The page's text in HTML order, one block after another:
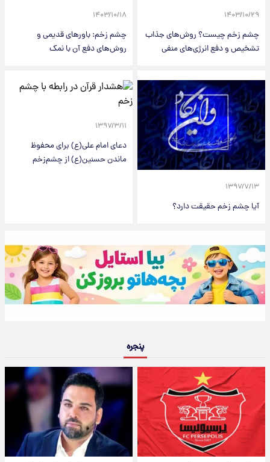
۱۴۰۳/۱۰/۲۹
چشم زخم چیست؟ روش‌های جذاب
تشخیص و دفع انرژی‌های منفی
۱۴۰۳/۱۰/۱۸
چشم زخم: باورهای قدیمی و
روش‌های دفع آن با نمک
۱۳۹۷/۷/۱۳
آیا چشم زخم حقیقت دارد؟
۱۳۹۷/۳/۱۱
دعای امام علی(ع) برای محفوظ
ماندن حسنین(ع) از چشم‌زخم
پنجره